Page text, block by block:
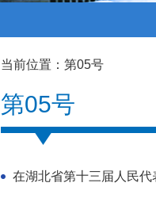
当前位置： 第05号
第05号
在湖北省第十三届人民